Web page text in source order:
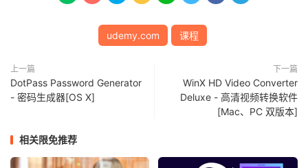
udemy.com 课程
上一篇
DotPass Password Generator
- 密码生成器[OS X]
下一篇
WinX HD Video Converter
Deluxe - 高清视频转换软件
[Mac、PC 双版本]
相关限免推荐